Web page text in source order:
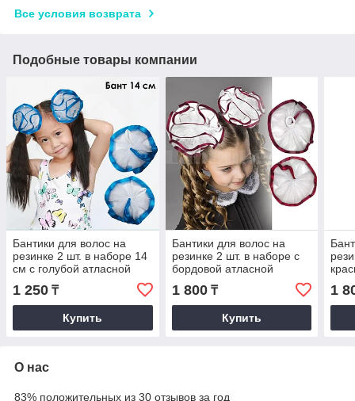
Все условия возврата
Подобные товары компании
Бантики для волос на
резинке 2 шт. в наборе 14
см с голубой атласной
1 250 ₸
Купить
Бантики для волос на
резинке 2 шт. в наборе с
бордовой атласной
1 800₸
Купить
1
О нас
83% положительных из 30 отзывов за год